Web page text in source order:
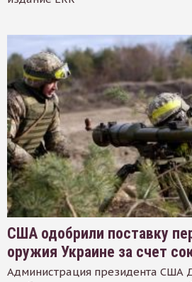
США одобрили поставку
оружия Украине за счет
Администрация президента США